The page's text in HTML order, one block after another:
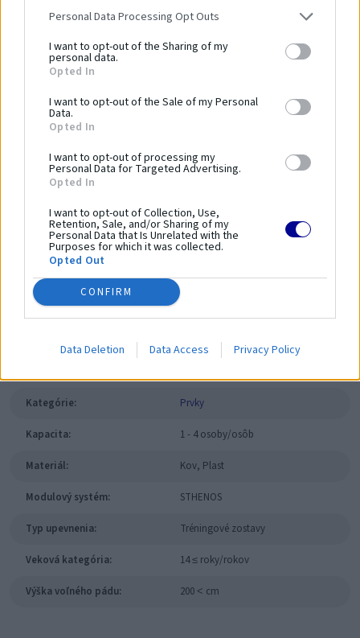
Personal Data Processing Opt Outs
I want to opt-out of the Sharing of my
personal data.
Opted In
I want to opt-out of the Sale of my Personal
Data.
Opted In
I want to opt-out of processing my
Personal Data for Targeted Advertising.
Opted In
I want to opt-out of Collection, Use,
Retention, Sale, and/or Sharing of my
Personal Data that Is Unrelated with the
Purposes for which it was collected.
Opted Out
CONFIRM
Data Deletion Data Access Privacy Policy
Dĺžka zariadenia:
1270 mm
Šírka zariadenia:
Bezpečnostná norma:
PN-EN 16630:2015-06
Kapacita:
Výška voľného pádu:
2300 mm
Dĺžka bezpečnostnej zóny:
Šírka bezpečnostnej zóny:
5470 mm
Plocha bezpečnostnej zóny:24 m²
Obvod bezpečnostnej zóny: -
Parametre
Kategórie: Prvky
Kapacita: 1 - 4 osoby/osôb
Materiál: Kov, Plast
Modulový systém: STHENOS
Typ upevnenia: Tréningové zostavy
Veková kategória: 14 ≤ roky/rokov
Výška voľného pádu: 200 ˂ cm